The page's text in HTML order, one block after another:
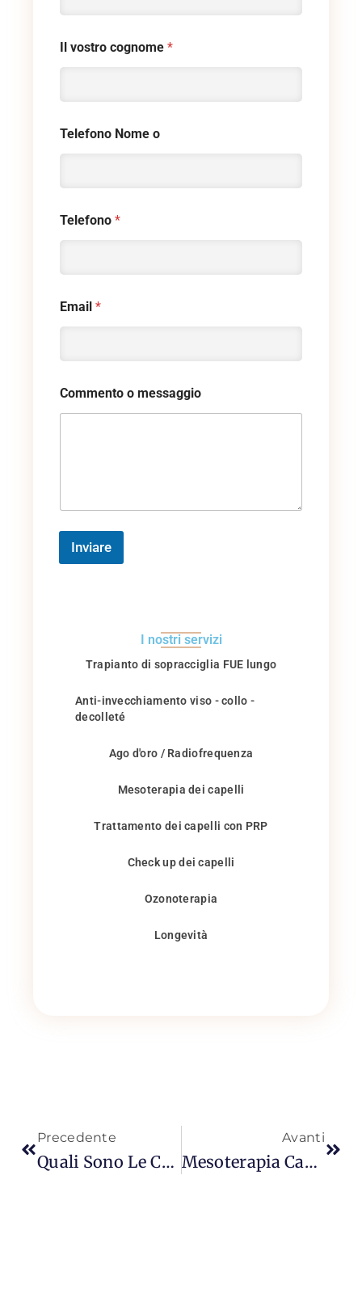
Il vostro cognome *
Telefono Nome o
Telefono *
Email *
Commento o messaggio
Inviare
I nostri servizi
Trapianto di sopracciglia FUE lungo
Anti-invecchiamento viso - collo -
decolleté
Ago d'oro / Radiofrequenza
Mesoterapia dei capelli
Trattamento dei capelli con PRP
Check up dei capelli
Ozonoterapia
Longevità
Precedente
Quali Sono Le Cause Della Caduta Dei Capelli Negli Uomini? | L'influenza Della Genetica E Dello Stress
Avanti
Mesoterapia Capillare A Istanbul | Trattamenti Per Arrestare La Caduta Dei Capelli